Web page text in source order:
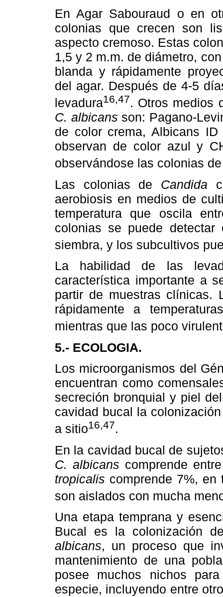
En Agar Sabouraud o en
colonias que crecen son
aspecto cremoso. Estas
1,5 y 2 m.m. de diámetro,
blanda y rápidamente
del agar. Después de 4-5
levadura16,47. Otros medios
C. albicans son: Pagano-
de color crema, Albicans
observan de color azul y
observándose las colonias
Las colonias de Candida
aerobiosis en medios de
temperatura que oscila
colonias se puede
siembra, y los subcultivos
La habilidad de las
característica importante a
partir de muestras clínicas.
rápidamente a
mientras que las poco
5.- ECOLOGIA.
Los microorganismos del
encuentran como
secreción bronquial y piel
cavidad bucal la
a sitio16,47.
En la cavidad bucal de
C. albicans comprende
tropicalis comprende 7%,
son aislados con mucha
Una etapa temprana y
Bucal es la colonización
albicans, un proceso que
mantenimiento de una
posee muchos nichos
especie, incluyendo entre